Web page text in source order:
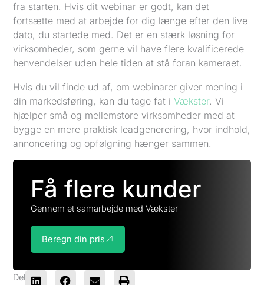
fra starten. Hvis dit webinar er godt, kan det
fortsætte med at arbejde for dig længe efter den live
dato, du startede med. Det er en stærk løsning for
virksomheder, som gerne vil have flere kvalificerede
henvendelser uden hele tiden at stå foran kameraet.
Hvis du vil finde ud af, om webinarer giver mening i
din markedsføring, kan du tage fat iVækster. Vi
hjælper små og mellemstore virksomheder med at
bygge en mere praktisk leadgenerering, hvor indhold,
annoncering og opfølgning hænger sammen.
Få flere kunder
Gennem et samarbejde med Vækster
Beregn din pris
Del